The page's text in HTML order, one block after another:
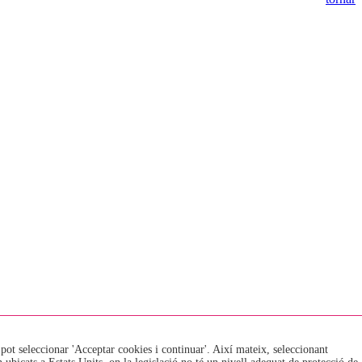
EOI · Escola Oficial d'Idiomes de La Seu d'Urgell
seleccionar 'Acceptar cookies i continuar'. Així mateix, seleccionant